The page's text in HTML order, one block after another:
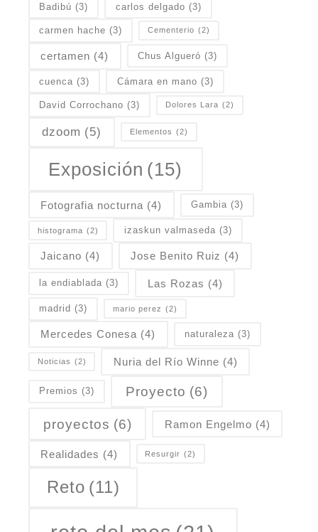
Badibú (3) carlos delgado (3)
carmen hache (3) Cementerio (2)
certamen (4) Chus Algueró (3)
cuenca (3) Cámara en mano (3)
David Corrochano (3) Dolores Lara (2)
dzoom (5) Elementos (2)
Exposición (15)
Fotografia nocturna (4) Gambia (3)
histograma (2) izaskun valmaseda (3)
Jaicano (4) Jose Benito Ruiz (4)
la endiablada (3) Las Rozas (4)
madrid (3) mario perez (2)
Mercedes Conesa (4) naturaleza (3)
Noticias (2) Nuria del Río Winne (4)
Premios (3) Proyecto (6)
proyectos (6) Ramon Engelmo (4)
Realidades (4) Resurgir (2)
Reto (11)